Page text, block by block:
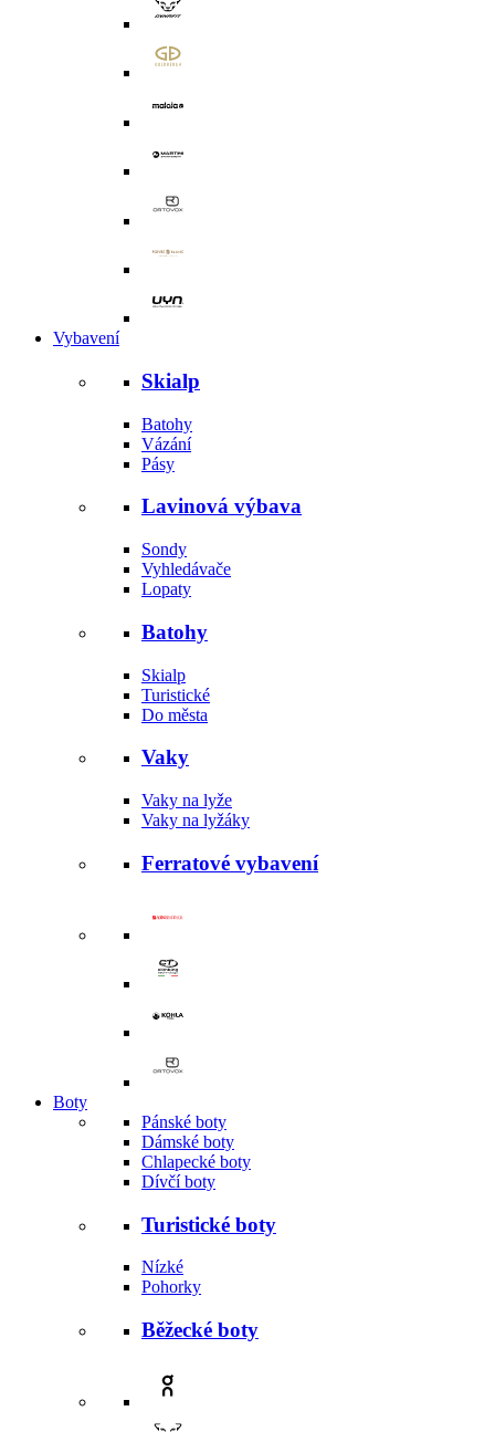
Vybavení
Skialp
Batohy
Vázání
Pásy
Lavinová výbava
Sondy
Vyhledávače
Lopaty
Batohy
Skialp
Turistické
Do města
Vaky
Vaky na lyže
Vaky na lyžáky
Ferratové vybavení
Boty
Pánské boty
Dámské boty
Chlapecké boty
Dívčí boty
Turistické boty
Nízké
Pohorky
Běžecké boty